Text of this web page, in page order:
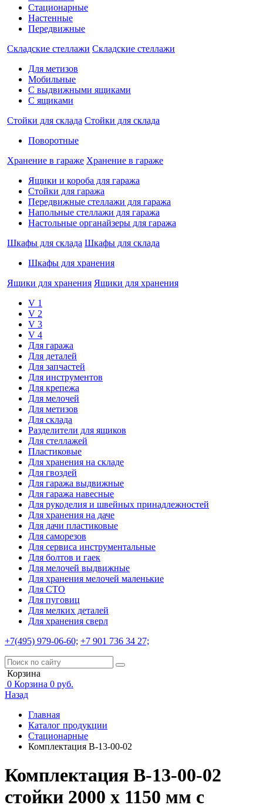
Стационарные
Настенные
Передвижные
Складские стеллажи Складские стеллажи
Для метизов
Мобильные
С выдвижными ящиками
С ящиками
Стойки для склада Стойки для склада
Поворотные
Хранение в гараже Хранение в гараже
Ящики и короба для гаража
Стойки для гаража
Передвижные стеллажи для гаража
Напольные стеллажи для гаража
Настольные органайзеры для гаража
Шкафы для склада Шкафы для склада
Шкафы для хранения
Ящики для хранения Ящики для хранения
V 1
V 2
V 3
V 4
Для гаража
Для деталей
Для запчастей
Для инструментов
Для крепежа
Для мелочей
Для метизов
Для склада
Разделители для ящиков
Для стеллажей
Пластиковые
Для хранения на складе
Для гвоздей
Для гаража выдвижные
Для гаража навесные
Для рукоделия и швейных принадлежностей
Для хранения на даче
Для дачи пластиковые
Для саморезов
Для сервиса инструментальные
Для болтов и гаек
Для мелочей выдвижные
Для хранения мелочей маленькие
Для СТО
Для пуговиц
Для мелких деталей
Для хранения сверл
+7(495) 979-06-60; +7 901 736 34 27;
Корзина
0 Корзина 0 руб.
Назад
Главная
Каталог продукции
Стационарные
Комплектация B-13-00-02
Комплектация B-13-00-02
стойки 2000 х 1150 мм с